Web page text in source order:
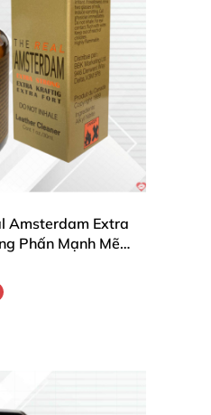
Amsterdam Extra
Phấn Mạnh Mẽ